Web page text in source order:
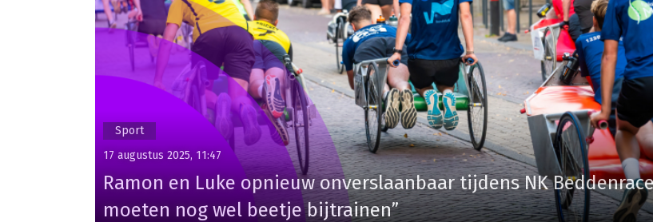
Sport
17 augustus 2025, 11:47
Ramon en Luke opnieuw onverslaanbaar tijdens NK
moeten nog wel beetje bijtrainen”